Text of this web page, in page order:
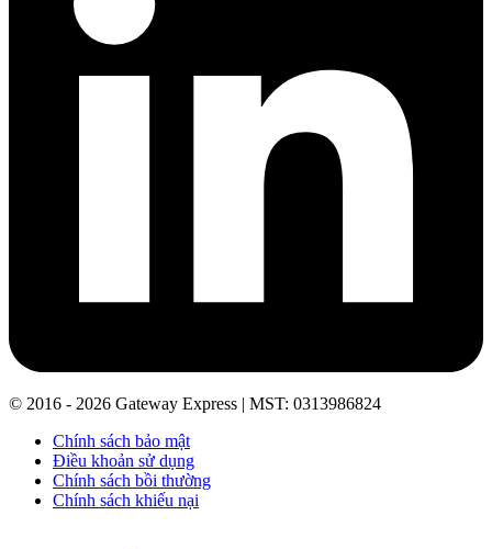
© 2016 - 2026 Gateway Express | MST: 0313986824
Chính sách bảo mật
Điều khoản sử dụng
Chính sách bồi thường
Chính sách khiếu nại